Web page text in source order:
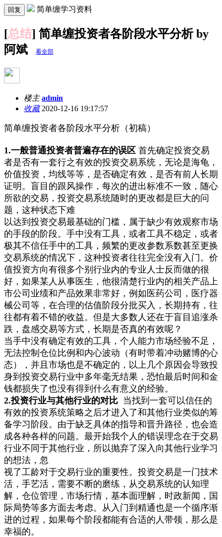
回复 简单缠学习资料
[总结] 简单缠投资者各阶段水平分析 by
阿斌
看全部
楼主 admin
收藏2020-12-16 19:17:57
简单缠投资者各阶段水平分析（初稿）
1.一般普通投资者普遍存在的误区 首先确定投资交易
者是否有一套行之有效的投资交易系统，无论是海龟，
价值投资，均线等等，是否确定有效，是否有前人长期
证明。盲目的跟风操作，每次的进出标准不一致，随心
所欲的交易，投资交易系统随时的更改都是巨大的问
题，这种状态下难
以达到投资交易最基础的门槛，属于缺少有效观察市场
的手段的阶段。手中没有工具，或者工具不稳定，或者
极其不信任手中的工具，频繁的更改参数系数甚至更换
交易系统的情况下，这种投资者往往完全没有入门。价
值投资方向有很多个别行业内的专业人士反而做的很
好，如果某人从事医生，他很清楚行业内的相关产品上
市公司业绩和产品效果非常好，例如医药公司，医疗器
械公司等，在合理的估值阶段分批买入，长期持有，往
往都有着不错的收益。但是大多数人还在于盲目追涨杀
跌，盘感交易等方式，长期是否真的有效呢？
当手中没有确定有效的工具，个人能力市场经验不足，
无法控制仓位比例和内心波动（有时带着冲动赌博的心
态），并且市场也是不确定的，以上几个原因会导致投
身到投资交易行业中多年毫无结果，恐怕最后时间和金
钱都损失了也没有得到什么有意义的经验。
2.投资行业与其他行业的对比 当找到一套可以信任的
有效的投资系统策略之后才进入了和其他行业类似的筹
备学习阶段。由于缺乏具体的指导和晋升路径，也会造
成各种各样的问题。最开始我个人的错误理念在于交易
行业不同于其他行业，所以抛弃了深入向其他行业学习
的想法，忽
视了工龄对于交易行业的重要性。投资交易是一门技术
活，手艺活，需要不断的磨练，从交易系统的认知理
解，仓位管理，市场行情，基本面理解，时政新闻，国
际局势等多方面去考虑。从入门到精通也是一个循序渐
进的过程，如果每个阶段都能有合适的人带领，那么是
幸福的。